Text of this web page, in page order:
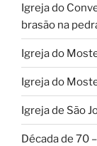
Igreja do
brasão na
Igreja do
Igreja do
Igreja de São
Década de 70